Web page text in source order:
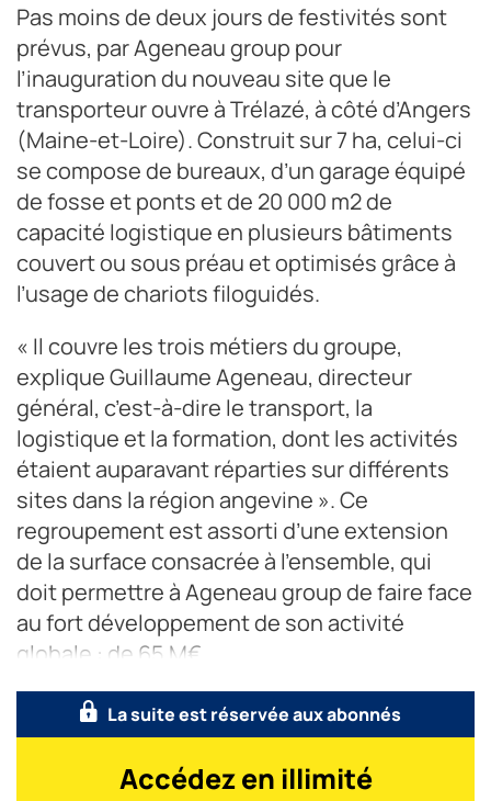
Pas moins de deux jours de festivités sont
prévus, par Ageneau group pour
l’inauguration du nouveau site que le
transporteur ouvre à Trélazé, à côté d’Angers
(Maine-et-Loire). Construit sur 7 ha, celui-ci
se compose de bureaux, d’un garage équipé
de fosse et ponts et de 20 000 m2 de
capacité logistique en plusieurs bâtiments
couvert ou sous préau et optimisés grâce à
l’usage de chariots filoguidés.
« Il couvre les trois métiers du groupe,
explique Guillaume Ageneau, directeur
général, c’est-à-dire le transport, la
logistique et la formation, dont les activités
étaient auparavant réparties sur différents
sites dans la région angevine ». Ce
regroupement est assorti d’une extension
de la surface consacrée à l’ensemble, qui
doit permettre à Ageneau group de faire face
au fort développement de son activité
globale : de 65 M€
La suite est réservée aux abonnés
Accédez en illimité